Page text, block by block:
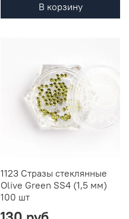
В корзину
1123 Стразы стеклянные
Olive Green SS4 (1,5 мм)
100 шт